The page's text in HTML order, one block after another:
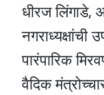
धीरज लिंगाडे,
नगराध्यक्षांची
पारंपारिक
वैदिक